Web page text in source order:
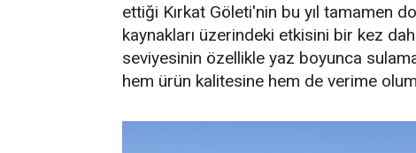
ettiği Kırkat Göleti'nin bu yıl tamamen
kaynakları üzerindeki etkisini bir kez
seviyesinin özellikle yaz boyunca
hem ürün kalitesine hem de verime